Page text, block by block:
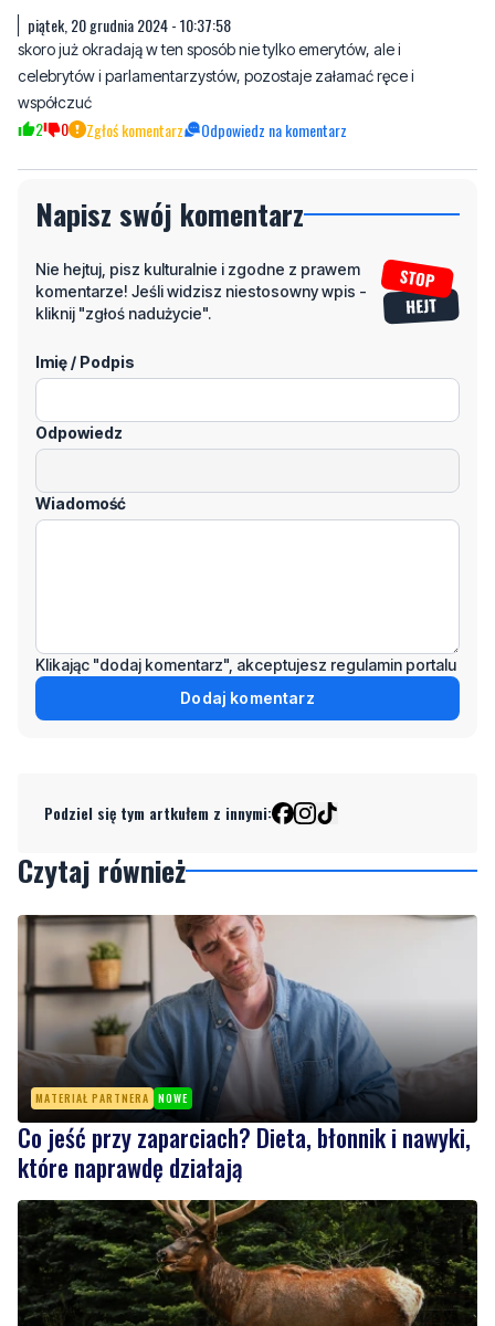
piątek, 20 grudnia 2024 - 10:37:58
skoro już okradają w ten sposób nie tylko emerytów, ale i
celebrytów i parlamentarzystów, pozostaje załamać ręce i
współczuć
2 0 Zgłoś komentarz Odpowiedz na komentarz
Napisz swój komentarz
Nie hejtuj, pisz kulturalnie i zgodne z prawem
komentarze! Jeśli widzisz niestosowny wpis -
kliknij "zgłoś nadużycie".
Imię / Podpis
Odpowiedz
Wiadomość
Klikając "dodaj komentarz", akceptujesz regulamin portalu
Dodaj komentarz
Podziel się tym artkułem z innymi:
Czytaj również
MATERIAŁ PARTNERA NOWE
Co jeść przy zaparciach? Dieta, błonnik i nawyki,
które naprawdę działają